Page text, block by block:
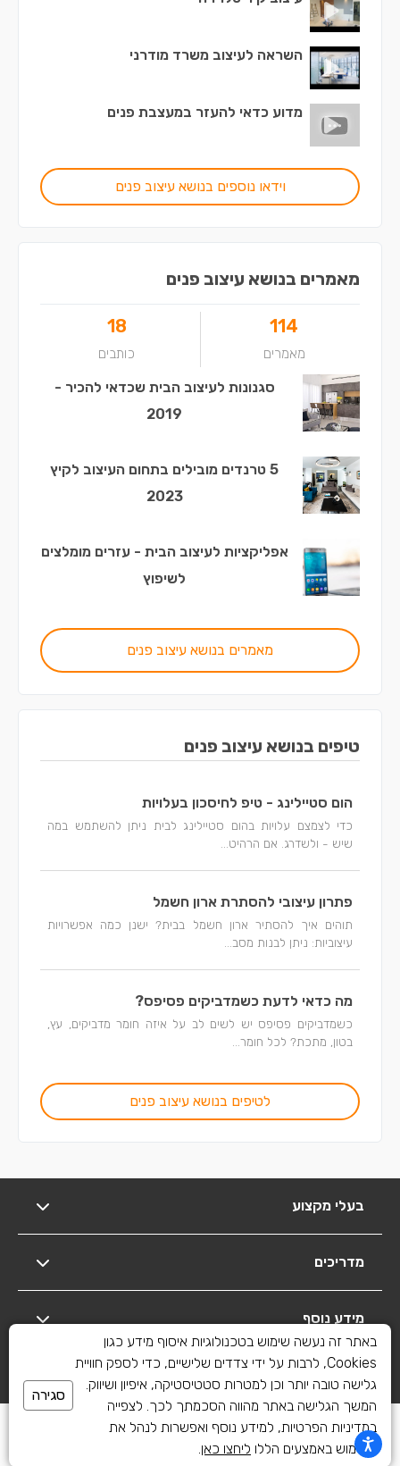
השראה לעיצוב משרד מודרני
מדוע כדאי להעזר במעצבת פנים
וידאו נוספים בנושא עיצוב פנים
מאמרים בנושא עיצוב פנים
114
מאמרים
18
כותבים
סגנונות לעיצוב הבית שכדאי להכיר -
2019
5 טרנדים מובילים בתחום העיצוב לקיץ
2023
אפליקציות לעיצוב הבית - עזרים מומלצים
לשיפוץ
מאמרים בנושא עיצוב פנים
טיפים בנושא עיצוב פנים
הום סטיילינג - טיפ לחיסכון בעלויות
כדי לצמצם עלויות בהום סטיילינג לבית ניתן להשתמש במה
שיש - ולשדרג. אם הרהיט...
פתרון עיצובי להסתרת ארון חשמל
תוהים איך להסתיר ארון חשמל בבית? ישנן כמה אפשרויות
עיצוביות: ניתן לבנות מסב...
מה כדאי לדעת כשמדביקים פסיפס?
כשמדביקים פסיפס יש לשים לב על איזה חומר מדביקים, עץ,
בטון, מתכת? לכל חומר...
לטיפים בנושא עיצוב פנים
בעלי מקצוע
מדריכים
מידע נוסף
יצירת קשר
כל הזכויות שמורות לשיפוצים פלוס 2010-2026
באתר זה נעשה שימוש בטכנולוגיות איסוף מידע כגון
Cookies, לרבות על ידי צדדים שלישיים, כדי לספק חוויית
גלישה טובה יותר וכן למטרות סטטיסטיקה, איפיון ושיווק.
המשך הגלישה באתר מהווה הסכמתך לכך. לצפייה
במדיניות הפרטיות, למידע נוסף ואפשרות לנהל את
השימוש באמצעים הללו ליחצו כאן.
סגירה